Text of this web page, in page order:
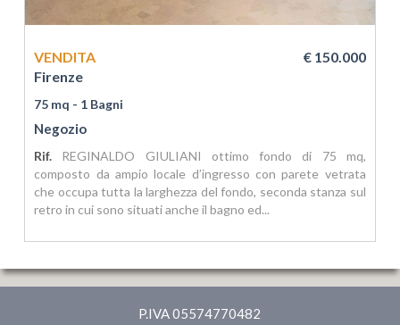
VENDITA
€ 150.000
Firenze
75 mq - 1 Bagni
Negozio
Rif. REGINALDO GIULIANI ottimo fondo di 75 mq,
composto da ampio locale d’ingresso con parete vetrata
che occupa tutta la larghezza del fondo, seconda stanza sul
retro in cui sono situati anche il bagno ed...
P.IVA 05574770482